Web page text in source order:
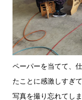
ペーパーを当てて、
たことに感激しすぎ
写真を撮り忘れてし